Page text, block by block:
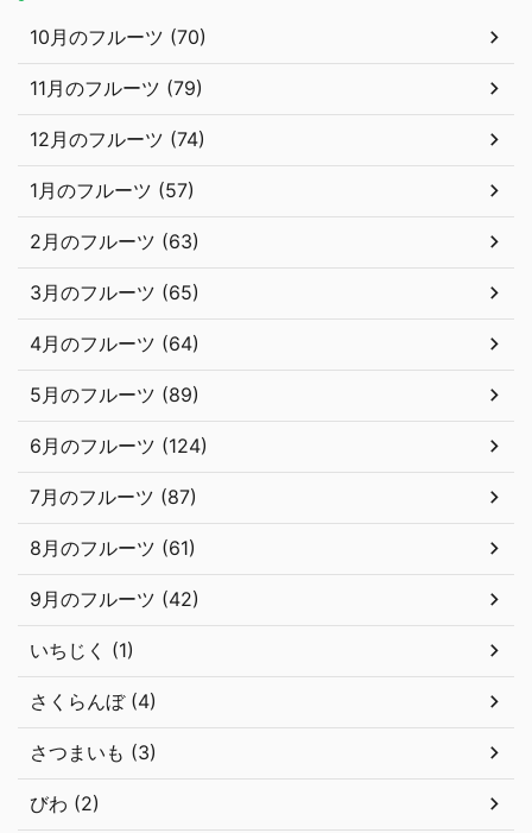
10月のフルーツ (70)
11月のフルーツ (79)
12月のフルーツ (74)
1月のフルーツ (57)
2月のフルーツ (63)
3月のフルーツ (65)
4月のフルーツ (64)
5月のフルーツ (89)
6月のフルーツ (124)
7月のフルーツ (87)
8月のフルーツ (61)
9月のフルーツ (42)
いちじく (1)
さくらんぼ (4)
さつまいも (3)
びわ (2)